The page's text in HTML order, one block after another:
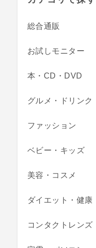
総合通販
お試しモニター
本・CD・DVD
グルメ・ドリンク
ファッション
ベビー・キッズ
美容・コスメ
ダイエット・健康
コンタクトレンズ